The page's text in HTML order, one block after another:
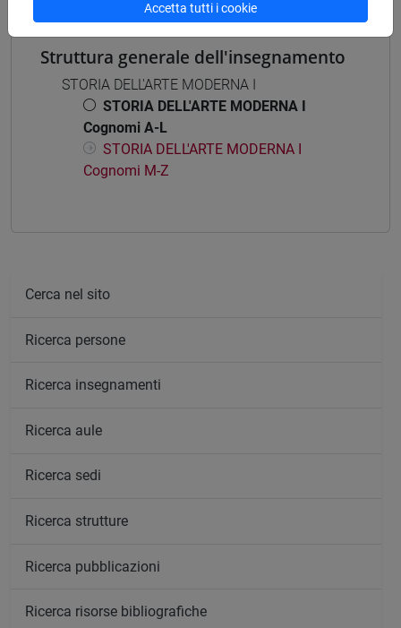
Struttura generale dell'insegnamento
STORIA DELL'ARTE MODERNA I
STORIA DELL'ARTE MODERNA I
Cognomi A-L
STORIA DELL'ARTE MODERNA I
Cognomi M-Z
Cerca nel sito
Ricerca persone
Ricerca insegnamenti
Ricerca aule
Ricerca sedi
Ricerca strutture
Ricerca pubblicazioni
Ricerca risorse bibliografiche
Accetta tutti i cookie